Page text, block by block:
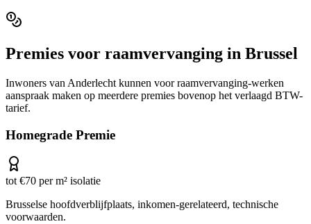
Premies voor raamvervanging in Brussel
Inwoners van Anderlecht kunnen voorraamvervanging-werken
aanspraak maken op meerdere premies bovenop het verlaagd BTW-
tarief.
Homegrade Premie
tot €70 per m² isolatie
Brusselse hoofdverblijfplaats, inkomen-gerelateerd, technische
voorwaarden.